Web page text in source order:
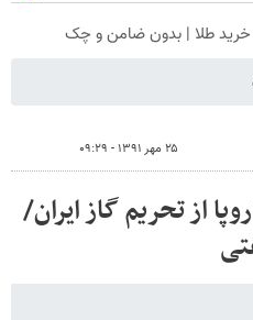
۲۵ مهر ۱۳۹۱ - ۰۹:۲۹
ساعته اروپا از تحریم گاز ایران/